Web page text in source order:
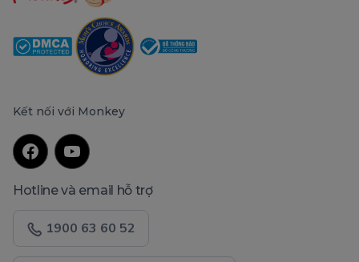
Kết nối với Monkey
Hotline và email hỗ trợ
1900 63 60 52